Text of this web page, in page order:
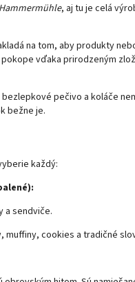
Hammermühle, aj tu je celá
na tom, aby produkty
vďaka prirodzeným
pečivo a koláče
bežne je.
každý:
a sendviče.
muffiny, cookies a tradičné